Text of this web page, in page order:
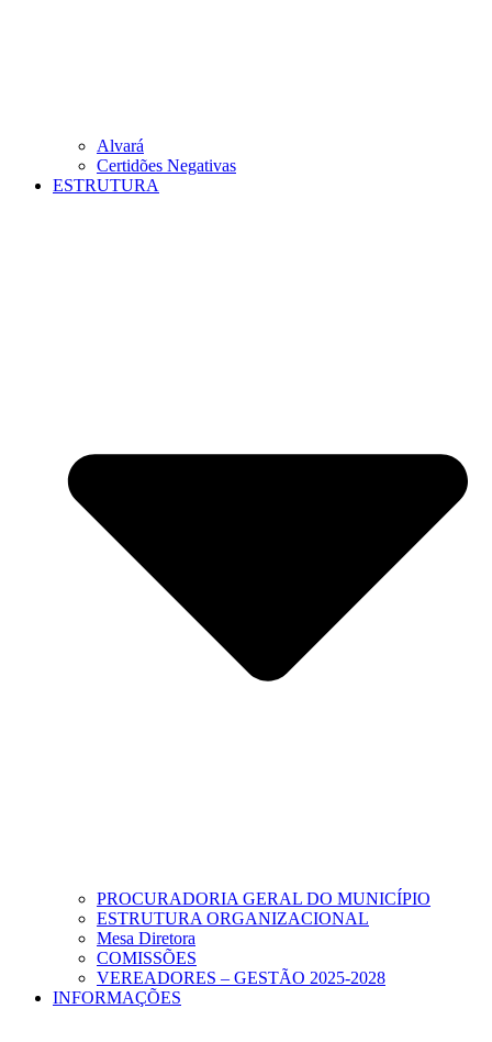
Alvará
Certidões Negativas
ESTRUTURA
PROCURADORIA GERAL DO MUNICÍPIO
ESTRUTURA ORGANIZACIONAL
Mesa Diretora
COMISSÕES
VEREADORES – GESTÃO 2025-2028
INFORMAÇÕES